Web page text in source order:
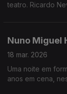
teatro. Ricardo
Nuno Miguel
18 mar. 2026
Uma noite em
anos em cena,